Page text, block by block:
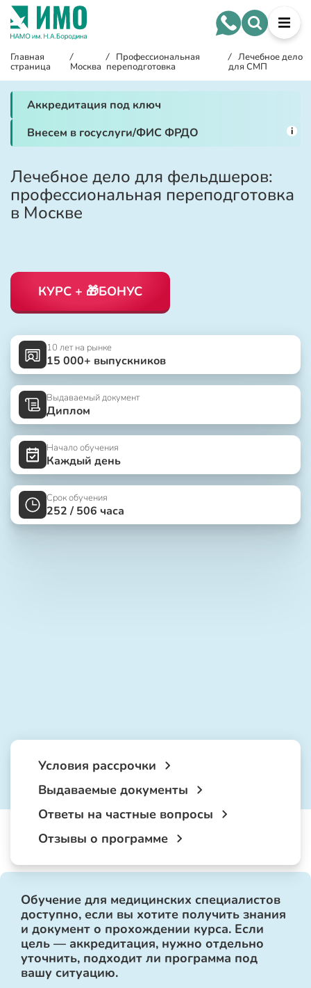
Главная
страница
/
Москва
/ Профессиональная
переподготовка
/ Лечебное дело
для СМП
Аккредитация под ключ
Внесем в госуслуги/ФИС ФРДО
i
Лечебное дело для фельдшеров:
профессиональная переподготовка
в Москве
КУРС + 🎁БОНУС
10 лет на рынке
15 000+ выпускников
Выдаваемый документ
Диплом
Начало обучения
Каждый день
Срок обучения
252 / 506 часа
Условия рассрочки
Выдаваемые документы
Ответы на частные вопросы
Отзывы о программе
Обучение для медицинских специалистов
доступно, если вы хотите получить знания
и документ о прохождении курса. Если
цель — аккредитация, нужно отдельно
уточнить, подходит ли программа под
вашу ситуацию.